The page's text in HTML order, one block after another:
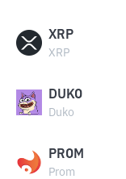
XRP
XRP
DUKO
Duko
PROM
Prom